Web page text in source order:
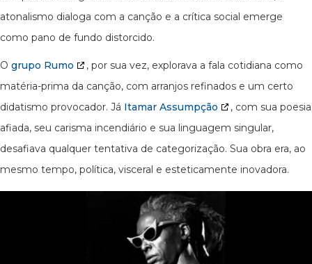
atonalismo dialoga com a canção e a crítica social emerge
como pano de fundo distorcido.
O grupo Rumo
, por sua vez, explorava a fala cotidiana como
matéria-prima da canção, com arranjos refinados e um certo
didatismo provocador. Já Itamar Assumpção
, com sua poesia
afiada, seu carisma incendiário e sua linguagem singular,
desafiava qualquer tentativa de categorização. Sua obra era, ao
mesmo tempo, política, visceral e esteticamente inovadora.